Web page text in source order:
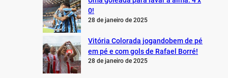
0!
28 de janeiro de 2025
Vitória Colorada jogandobem de pé
em pé e com gols de Rafael Borré!
28 de janeiro de 2025